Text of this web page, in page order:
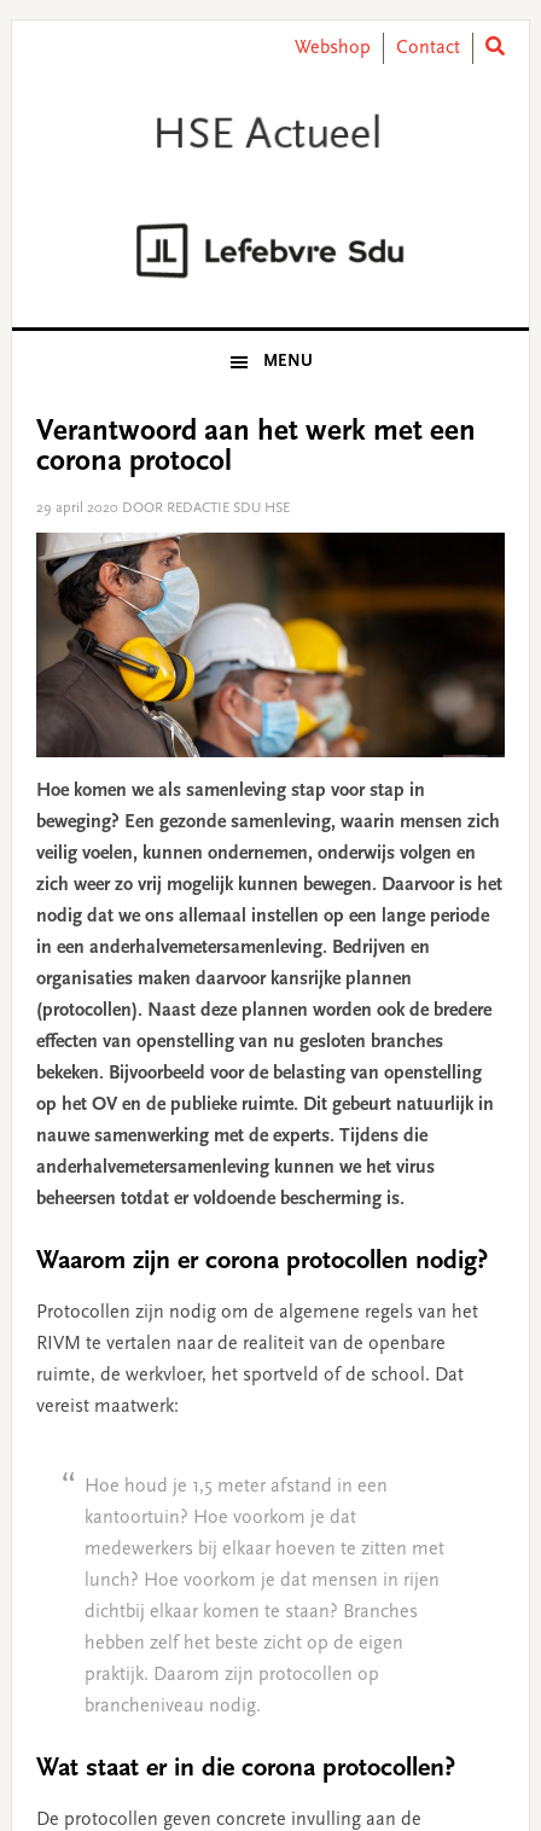
Webshop Contact
MENU
Verantwoord aan het werk met een
corona protocol
29 april 2020 DOOR REDACTIE SDU HSE
Hoe komen we als samenleving stap voor stap in
beweging? Een gezonde samenleving, waarin mensen zich
veilig voelen, kunnen ondernemen, onderwijs volgen en
zich weer zo vrij mogelijk kunnen bewegen. Daarvoor is het
nodig dat we ons allemaal instellen op een lange periode
in een anderhalvemetersamenleving. Bedrijven en
organisaties maken daarvoor kansrijke plannen
(protocollen). Naast deze plannen worden ook de bredere
effecten van openstelling van nu gesloten branches
bekeken. Bijvoorbeeld voor de belasting van openstelling
op het OV en de publieke ruimte. Dit gebeurt natuurlijk in
nauwe samenwerking met de experts. Tijdens die
anderhalvemetersamenleving kunnen we het virus
beheersen totdat er voldoende bescherming is.
Waarom zijn er corona protocollen nodig?
Protocollen zijn nodig om de algemene regels van het
RIVM te vertalen naar de realiteit van de openbare
ruimte, de werkvloer, het sportveld of de school. Dat
vereist maatwerk:
Hoe houd je 1,5 meter afstand in een
kantoortuin? Hoe voorkom je dat
medewerkers bij elkaar hoeven te zitten met
lunch? Hoe voorkom je dat mensen in rijen
dichtbij elkaar komen te staan? Branches
hebben zelf het beste zicht op de eigen
praktijk. Daarom zijn protocollen op
brancheniveau nodig.
Wat staat er in die corona protocollen?
De protocollen geven concrete invulling aan de